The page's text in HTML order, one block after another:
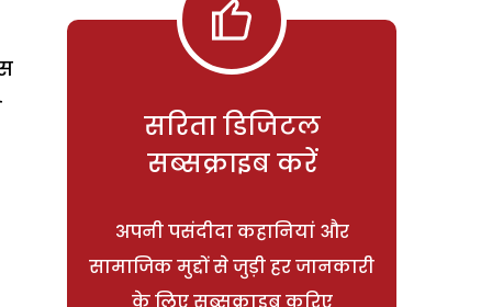
सरिता डिजिटल
सब्सक्राइब करें
अपनी पसंदीदा कहानियां और
सामाजिक मुद्दों से जुड़ी हर जानकारी